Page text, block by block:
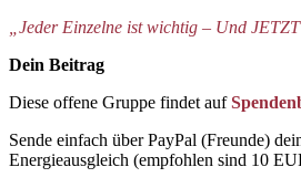
„Jeder Einzelne ist wichtig – Und
Dein Beitrag
Diese offene Gruppe findet auf
Sende einfach über PayPal (Freunde)
Energieausgleich (empfohlen sind 10